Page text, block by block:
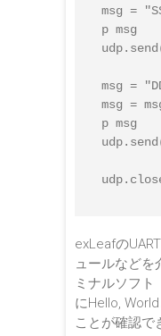
msg =
p msg
msg =
msg =
p msg
exLeafの
ュールなどを
ミナルソフト
にHello,
ことが確認で